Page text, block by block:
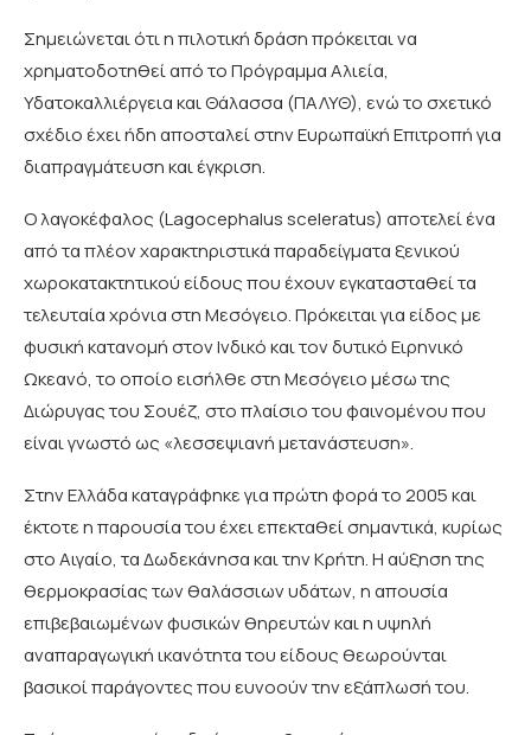
Σημειώνεται ότι η πιλοτική δράση πρόκειται να
χρηματοδοτηθεί από το Πρόγραμμα Αλιεία,
Υδατοκαλλιέργεια και Θάλασσα (ΠΑΛΥΘ), ενώ το σχετικό
σχέδιο έχει ήδη αποσταλεί στην Ευρωπαϊκή Επιτροπή για
διαπραγμάτευση και έγκριση.
Ο λαγοκέφαλος (Lagocephalus sceleratus) αποτελεί ένα
από τα πλέον χαρακτηριστικά παραδείγματα ξενικού
χωροκατακτητικού είδους που έχουν εγκατασταθεί τα
τελευταία χρόνια στη Μεσόγειο. Πρόκειται για είδος με
φυσική κατανομή στον Ινδικό και τον δυτικό Ειρηνικό
Ωκεανό, το οποίο εισήλθε στη Μεσόγειο μέσω της
Διώρυγας του Σουέζ, στο πλαίσιο του φαινομένου που
είναι γνωστό ως «λεσσεψιανή μετανάστευση».
Στην Ελλάδα καταγράφηκε για πρώτη φορά το 2005 και
έκτοτε η παρουσία του έχει επεκταθεί σημαντικά, κυρίως
στο Αιγαίο, τα Δωδεκάνησα και την Κρήτη. Η αύξηση της
θερμοκρασίας των θαλάσσιων υδάτων, η απουσία
επιβεβαιωμένων φυσικών θηρευτών και η υψηλή
αναπαραγωγική ικανότητα του είδους θεωρούνται
βασικοί παράγοντες που ευνοούν την εξάπλωσή του.